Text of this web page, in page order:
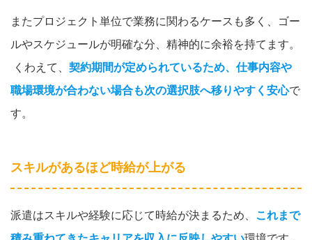
またプロジェクト単位で業務に関わるケースも多く、ゴー
ルやスケジュールが明確な分、精神的に余裕を持てます。
くわえて、 契約期間が定められているため、仕事内容や
職場環境が合わない場合も次の選択肢へ移りやすく安心で
す。
スキルがあるほど時給が上がる
派遣はスキルや経験に応じて時給が決まるため、 これまで